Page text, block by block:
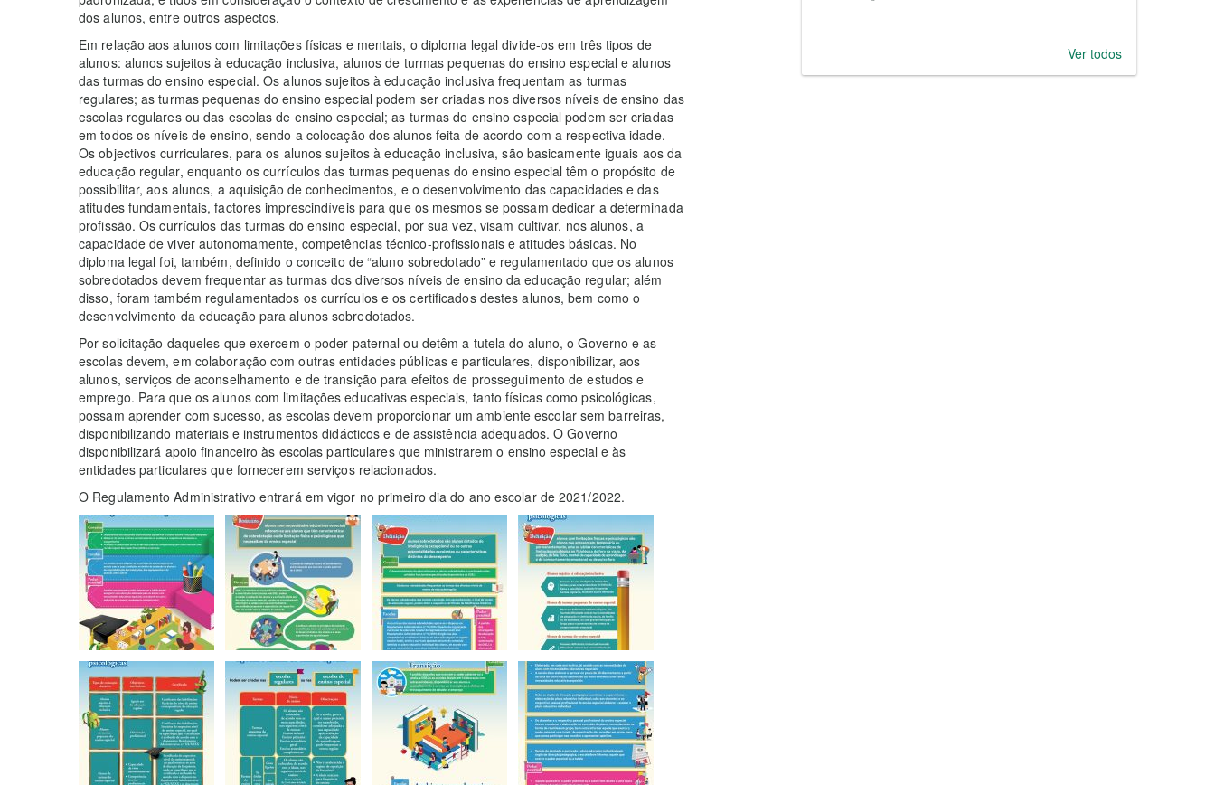
dos alunos, entre outros aspectos.
Em relação aos alunos com limitações físicas e mentais, o diploma legal divide-os em três tipos de
alunos: alunos sujeitos à educação inclusiva, alunos de turmas pequenas do ensino especial e alunos
das turmas do ensino especial. Os alunos sujeitos à educação inclusiva frequentam as turmas
regulares; as turmas pequenas do ensino especial podem ser criadas nos diversos níveis de ensino das
escolas regulares ou das escolas de ensino especial; as turmas do ensino especial podem ser criadas
em todos os níveis de ensino, sendo a colocação dos alunos feita de acordo com a respectiva idade.
Os objectivos curriculares, para os alunos sujeitos à educação inclusiva, são basicamente iguais aos da
educação regular, enquanto os currículos das turmas pequenas do ensino especial têm o propósito de
possibilitar, aos alunos, a aquisição de conhecimentos, e o desenvolvimento das capacidades e das
atitudes fundamentais, factores imprescindíveis para que os mesmos se possam dedicar a determinada
profissão. Os currículos das turmas do ensino especial, por sua vez, visam cultivar, nos alunos, a
capacidade de viver autonomamente, competências técnico-profissionais e atitudes básicas. No
diploma legal foi, também, definido o conceito de “aluno sobredotado” e regulamentado que os alunos
sobredotados devem frequentar as turmas dos diversos níveis de ensino da educação regular; além
disso, foram também regulamentados os currículos e os certificados destes alunos, bem como o
desenvolvimento da educação para alunos sobredotados.
Por solicitação daqueles que exercem o poder paternal ou detêm a tutela do aluno, o Governo e as
escolas devem, em colaboração com outras entidades públicas e particulares, disponibilizar, aos
alunos, serviços de aconselhamento e de transição para efeitos de prosseguimento de estudos e
emprego. Para que os alunos com limitações educativas especiais, tanto físicas como psicológicas,
possam aprender com sucesso, as escolas devem proporcionar um ambiente escolar sem barreiras,
disponibilizando materiais e instrumentos didácticos e de assistência adequados. O Governo
disponibilizará apoio financeiro às escolas particulares que ministrarem o ensino especial e às
entidades particulares que fornecerem serviços relacionados.
O Regulamento Administrativo entrará em vigor no primeiro dia do ano escolar de 2021/2022.
Ver todos